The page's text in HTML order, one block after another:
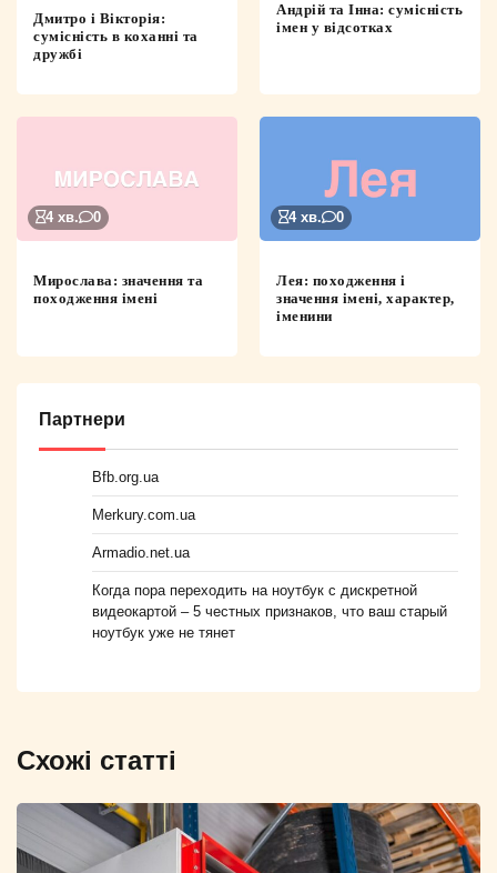
Дмитро і Вікторія:
сумісність в коханні та
дружбі
Андрій та Інна: сумісність
імен у відсотках
4 хв. 0
Мирослава: значення та
походження імені
4 хв. 0
Лея: походження і
значення імені, характер,
іменини
Партнери
Bfb.org.ua
Merkury.com.ua
Armadio.net.ua
Когда пора переходить на ноутбук с дискретной
видеокартой – 5 честных признаков, что ваш старый
ноутбук уже не тянет
Схожі статті